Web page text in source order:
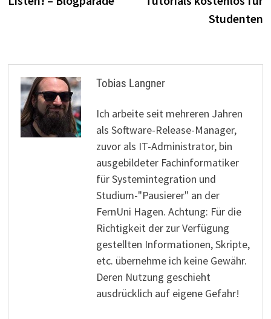
Studenten
Tobias Langner
Ich arbeite seit mehreren Jahren
als Software-Release-Manager,
zuvor als IT-Administrator, bin
ausgebildeter Fachinformatiker
für Systemintegration und
Studium-"Pausierer" an der
FernUni Hagen. Achtung: Für die
Richtigkeit der zur Verfügung
gestellten Informationen, Skripte,
etc. übernehme ich keine Gewähr.
Deren Nutzung geschieht
ausdrücklich auf eigene Gefahr!